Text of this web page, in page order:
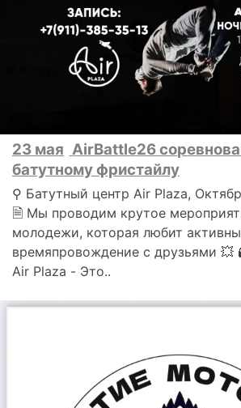
23 мая AirBattle26
батутному фристайлу
⚲ Батутный центр Air Plaza,
🗎 Мы проводим крутое
молодежи, которая любит
времяпровождение с друзьями 💥
Air Plaza - Это..